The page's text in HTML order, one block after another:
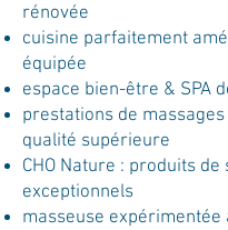
rénovée
cuisine parfaitement
équipée
espace bien-être & SPA
prestations de
qualité supérieure
CHO Nature : produits de
exceptionnels
masseuse expérimentée